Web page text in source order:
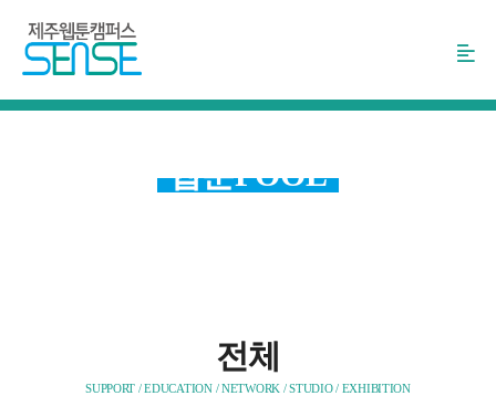
로
가
웹툰POOL
전체
SUPPORT / EDUCATION / NETWORK / STUDIO / EXHIBITION